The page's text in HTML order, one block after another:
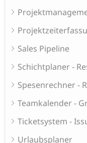
Sales Pipeline
Schichtplaner -
Spesenrechner -
Teamkalender -
Ticketsystem -
Urlaubsplaner